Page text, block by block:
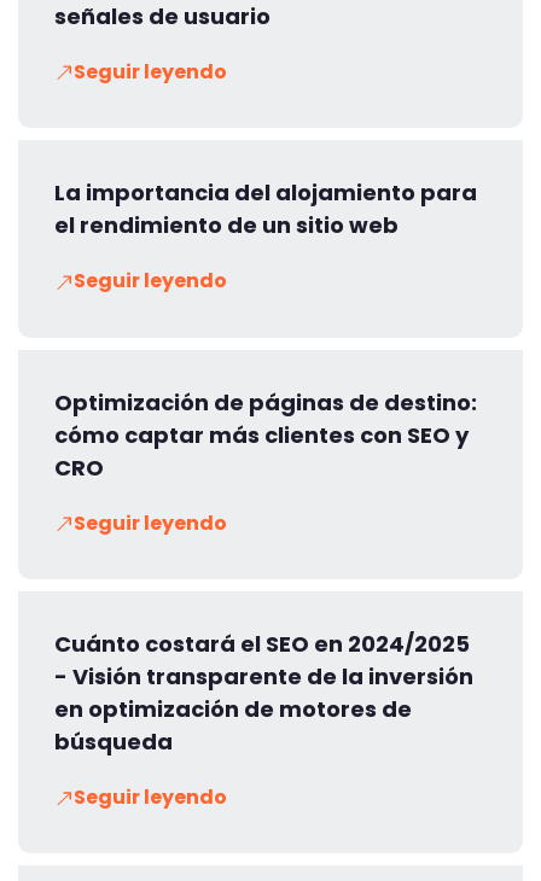
señales de usuario
Seguir leyendo
La importancia del alojamiento para
el rendimiento de un sitio web
Seguir leyendo
Optimización de páginas de destino:
cómo captar más clientes con SEO y
CRO
Seguir leyendo
Cuánto costará el SEO en 2024/2025
- Visión transparente de la inversión
en optimización de motores de
búsqueda
Seguir leyendo